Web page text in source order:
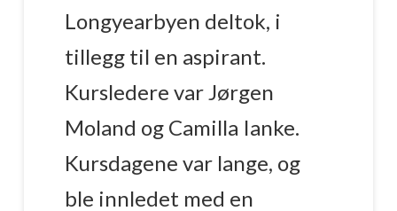
Longyearbyen deltok, i
tillegg til en aspirant.
Kursledere var Jørgen
Moland og Camilla Ianke.
Kursdagene var lange, og
ble innledet med en